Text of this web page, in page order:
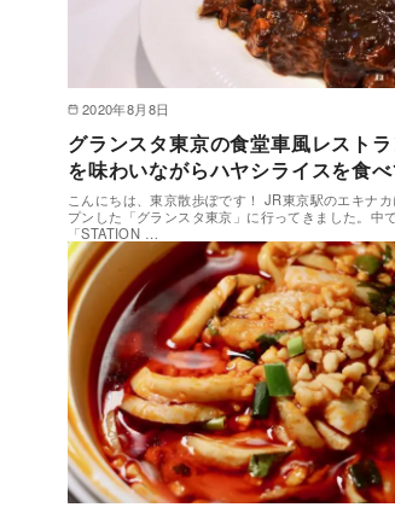
2020年8月8日
グランスタ東京の食堂車風レスト
を味わいながらハヤシライスを食
こんにちは、東京散歩ぽです！ JR東京駅のエキナ
プンした「グランスタ東京」に行ってきました。中
「STATION …